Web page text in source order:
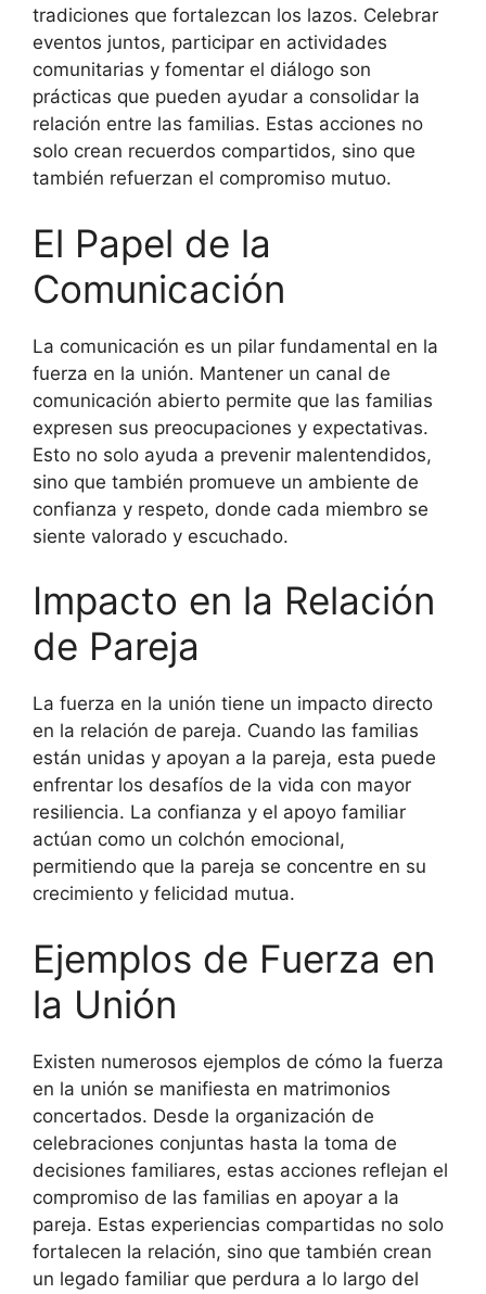
tradiciones que fortalezcan los lazos. Celebrar
eventos juntos, participar en actividades
comunitarias y fomentar el diálogo son
prácticas que pueden ayudar a consolidar la
relación entre las familias. Estas acciones no
solo crean recuerdos compartidos, sino que
también refuerzan el compromiso mutuo.
El Papel de la
Comunicación
La comunicación es un pilar fundamental en la
fuerza en la unión. Mantener un canal de
comunicación abierto permite que las familias
expresen sus preocupaciones y expectativas.
Esto no solo ayuda a prevenir malentendidos,
sino que también promueve un ambiente de
confianza y respeto, donde cada miembro se
siente valorado y escuchado.
Impacto en la Relación
de Pareja
La fuerza en la unión tiene un impacto directo
en la relación de pareja. Cuando las familias
están unidas y apoyan a la pareja, esta puede
enfrentar los desafíos de la vida con mayor
resiliencia. La confianza y el apoyo familiar
actúan como un colchón emocional,
permitiendo que la pareja se concentre en su
crecimiento y felicidad mutua.
Ejemplos de Fuerza en
la Unión
Existen numerosos ejemplos de cómo la fuerza
en la unión se manifiesta en matrimonios
concertados. Desde la organización de
celebraciones conjuntas hasta la toma de
decisiones familiares, estas acciones reflejan el
compromiso de las familias en apoyar a la
pareja. Estas experiencias compartidas no solo
fortalecen la relación, sino que también crean
un legado familiar que perdura a lo largo del